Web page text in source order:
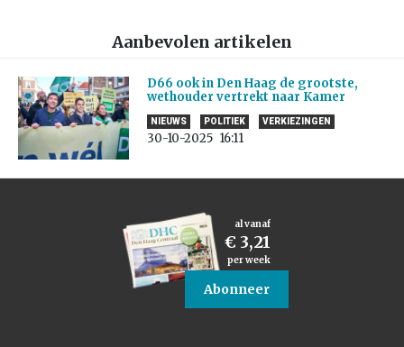
Aanbevolen artikelen
D66 ook in Den Haag de grootste,
wethouder vertrekt naar Kamer
NIEUWS POLITIEK VERKIEZINGEN
30-10-2025 16:11
al vanaf
€ 3,21
per week
Abonneer